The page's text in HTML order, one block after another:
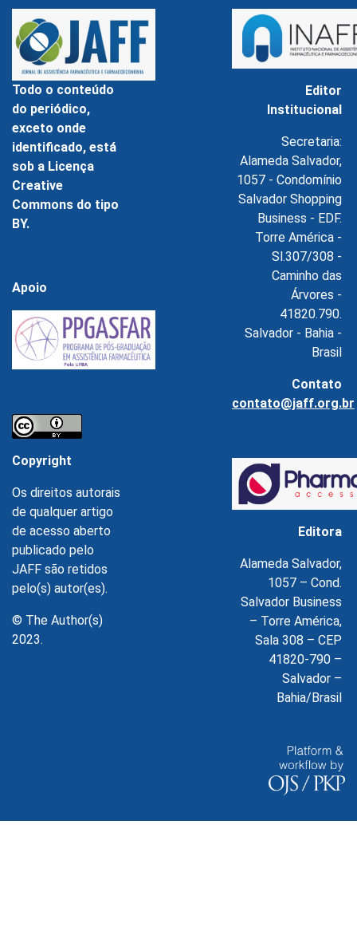
Todo o conteúdo
do periódico,
exceto onde
identificado, está
sob a Licença
Creative
Commons do tipo
BY.
Apoio
Copyright
Os direitos autorais
de qualquer artigo
de acesso aberto
publicado pelo
JAFF são retidos
pelo(s) autor(es).
© The Author(s)
2023.
Editor
Institucional
Secretaria:
Alameda Salvador,
1057 - Condomínio
Salvador Shopping
Business - EDF.
Torre América -
Sl.307/308 -
Caminho das
Árvores -
41820.790.
Salvador - Bahia -
Brasil
Contato
contato@jaff.org.br
Editora
Alameda Salvador,
1057 – Cond.
Salvador Business
– Torre América,
Sala 308 – CEP
41820-790 –
Salvador –
Bahia/Brasil